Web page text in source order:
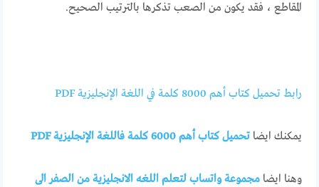
المقاطع ، فقد يكون من الصعب تذكرها بالترتيب الصحيح.
رابط تحميل كتاب أهم 8000 كلمة في اللغة الإنجليزية PDF
يمكنك ايضاتحميل كتاب أهم 6000 كلمة فاللغة الإنجليزية PDF
وهنا ايضامجموعة واتساب لتعلم اللغه الانجليزية من الصفر الى